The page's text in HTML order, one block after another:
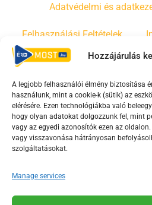
Hozzájárulás
A legjobb felhasználói élmény biztosítása
használunk, mint a cookie-k (sütik) az
elérésére. Ezen technológiákba való
hogy olyan adatokat dolgozzunk fel, mint
vagy az egyedi azonosítók ezen az
vagy visszavonása hátrányosan
szolgáltatásokat.
Manage services
Adatvédelmi és
Felhasználási Feltételek
Irányelvek
F
a
c
e
o
o
Y
o
u
t
b
e
T
i
k
Az Érd Média médiaszolgáltatási